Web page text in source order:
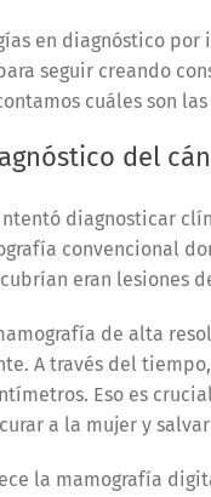
en diagnóstico
seguir creando
cuáles son
del
diagnosticar
convencional
eran lesiones
de alta
A través del
Eso es
a la mujer y
la mamografía